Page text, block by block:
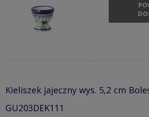
Kieliszek jajeczny wys. 5,2 cm
GU203DEK111